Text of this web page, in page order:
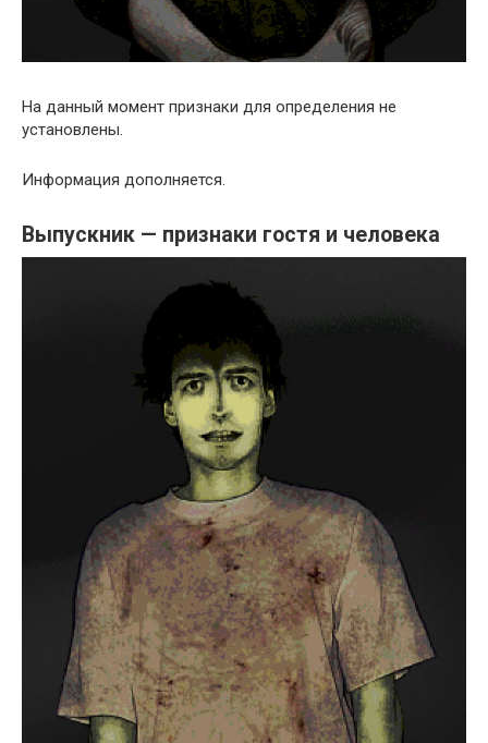
На данный момент признаки для определения не
установлены.
Информация дополняется.
Выпускник — признаки гостя и человека